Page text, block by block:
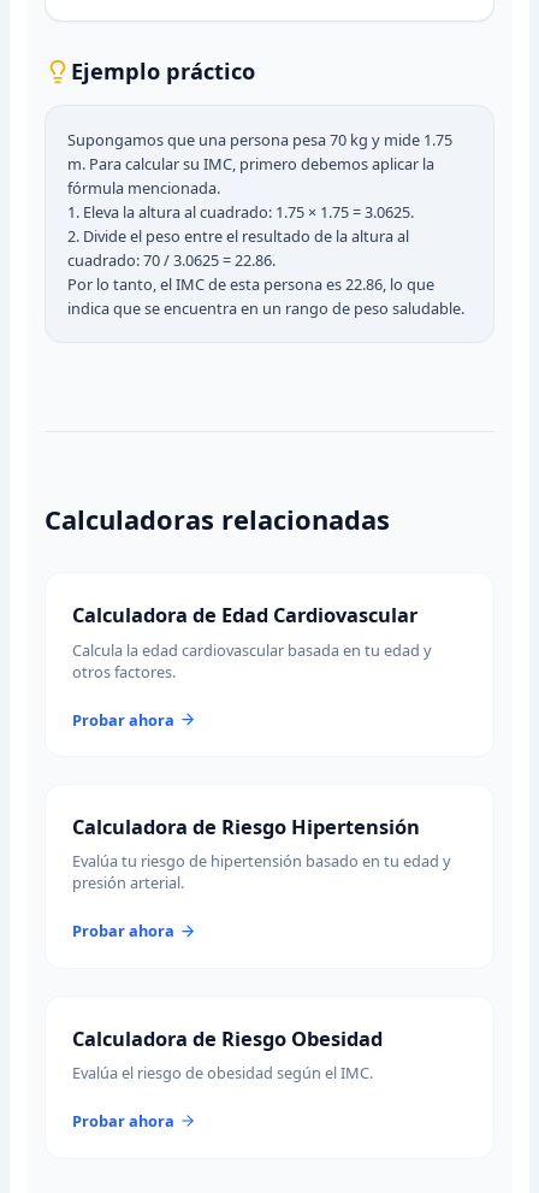
Ejemplo práctico
Supongamos que una persona pesa 70 kg y mide 1.75
m. Para calcular su IMC, primero debemos aplicar la
fórmula mencionada.
1. Eleva la altura al cuadrado: 1.75 × 1.75 = 3.0625.
2. Divide el peso entre el resultado de la altura al
cuadrado: 70 / 3.0625 = 22.86.
Por lo tanto, el IMC de esta persona es 22.86, lo que
indica que se encuentra en un rango de peso saludable.
Calculadoras relacionadas
Calculadora de Edad Cardiovascular
Calcula la edad cardiovascular basada en tu edad y
otros factores.
Probar ahora
Calculadora de Riesgo Hipertensión
Evalúa tu riesgo de hipertensión basado en tu edad y
presión arterial.
Probar ahora
Calculadora de Riesgo Obesidad
Evalúa el riesgo de obesidad según el IMC.
Probar ahora